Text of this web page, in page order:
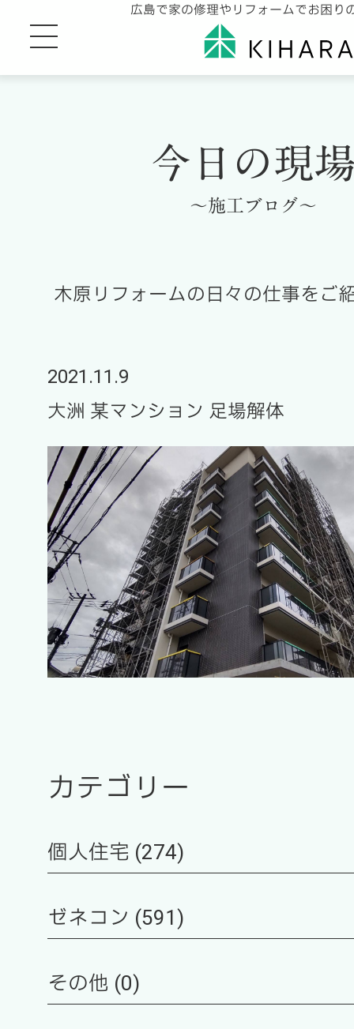
広島で家の修理やリフォームでお困り
今日の現
～施工ブログ～
木原リフォームの日々の仕事をご
2021.11.9
大洲 某マンション 足場解体
カテゴリー
個人住宅 (274)
ゼネコン (591)
その他 (0)